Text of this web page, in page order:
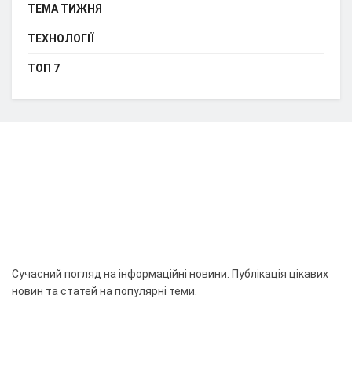
ТЕМА ТИЖНЯ
ТЕХНОЛОГІЇ
ТОП 7
Сучасний погляд на інформаційні новини. Публікація цікавих
новин та статей на популярні теми.